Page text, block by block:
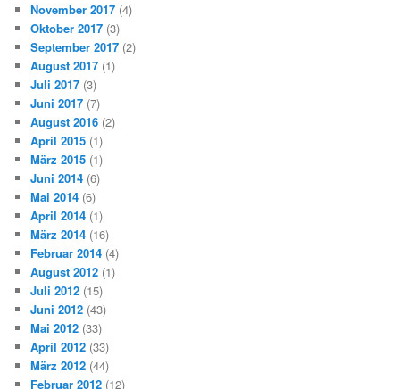
November 2017 (4)
Oktober 2017 (3)
September 2017 (2)
August 2017 (1)
Juli 2017 (3)
Juni 2017 (7)
August 2016 (2)
April 2015 (1)
März 2015 (1)
Juni 2014 (6)
Mai 2014 (6)
April 2014 (1)
März 2014 (16)
Februar 2014 (4)
August 2012 (1)
Juli 2012 (15)
Juni 2012 (43)
Mai 2012 (33)
April 2012 (33)
März 2012 (44)
Februar 2012 (12)